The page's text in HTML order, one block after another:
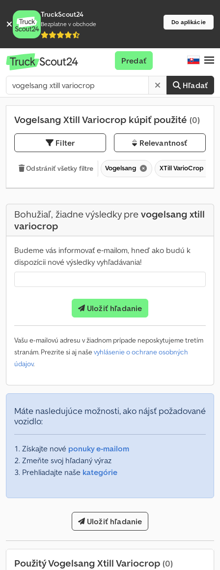
TruckScout24
Bezplatne v obchode Do aplikácie
Hľadať
Predať
Vogelsang Xtill Variocrop kúpiť použité (0)
Filter Relevantnosť
Odstrániť všetky filtre Vogelsang XTill VarioCrop
Bohužiaľ, žiadne výsledky prevogelsang xtill
variocrop
Budeme vás informovať e-mailom, hneď ako budú k
dispozícii nové výsledky vyhľadávania!
Uložiť hľadanie
Vašu e-mailovú adresu v žiadnom prípade neposkytujeme tretím
stranám. Prezrite si aj naševyhlásenie o ochrane osobných
údajov.
Máte nasledujúce možnosti, ako nájsť požadované
vozidlo:
Získajte nové ponuky e-mailom
Zmeňte svoj hľadaný výraz
Prehliadajte naše kategórie
Uložiť hľadanie
Použitý Vogelsang Xtill Variocrop (0)